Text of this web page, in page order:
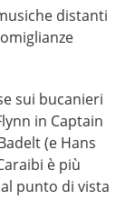
distanti
sui bucanieri
in Captain
(e Hans
è più
punto di vista